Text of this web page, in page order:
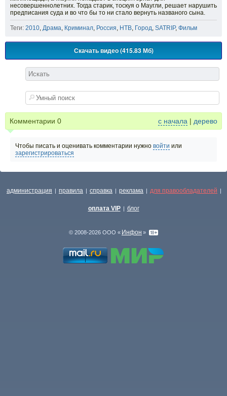
несовершеннолетних. Тогда старик, тоскуя о Маугли, решает нарушить
предписания суда и во что бы то ни стало вернуть названого сына.
Теги: 2010, Драма, Криминал, Россия, НТВ, Город, SATRIP, Фильм
Скачать видео (415.83 Мб)
Комментарии 0 с начала | дерево
Чтобы писать и оценивать комментарии нужно войти или
зарегистрироваться
администрация | правила | справка | реклама | для правообладателей |
оплата VIP | блог
© 2008-2026 ООО « Инфон »